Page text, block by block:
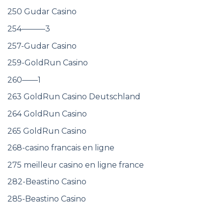
250 Gudar Casino
254———3
257-Gudar Casino
259-GoldRun Casino
260——1
263 GoldRun Casino Deutschland
264 GoldRun Casino
265 GoldRun Casino
268-casino francais en ligne
275 meilleur casino en ligne france
282-Beastino Casino
285-Beastino Casino